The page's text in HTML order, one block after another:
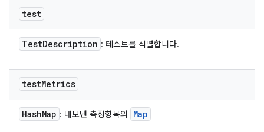
test
TestDescription : 테스트를 식별합니다.
testMetrics
HashMap : 내보낸 측정항목의 Map